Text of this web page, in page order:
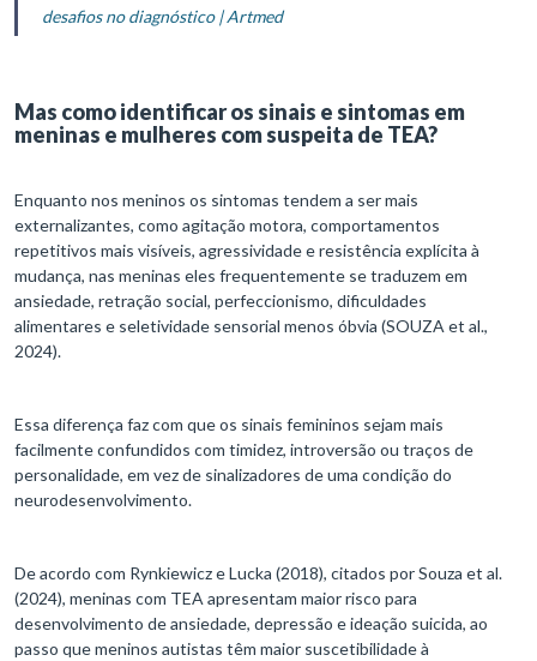
desafios no diagnóstico | Artmed
Mas como identificar os sinais e sintomas em
meninas e mulheres com suspeita de TEA?
Enquanto nos meninos os sintomas tendem a ser mais
externalizantes, como agitação motora, comportamentos
repetitivos mais visíveis, agressividade e resistência explícita à
mudança, nas meninas eles frequentemente se traduzem em
ansiedade, retração social, perfeccionismo, dificuldades
alimentares e seletividade sensorial menos óbvia (SOUZA et al.,
2024).
Essa diferença faz com que os sinais femininos sejam mais
facilmente confundidos com timidez, introversão ou traços de
personalidade, em vez de sinalizadores de uma condição do
neurodesenvolvimento.
De acordo com Rynkiewicz e Lucka (2018), citados por Souza et al.
(2024), meninas com TEA apresentam maior risco para
desenvolvimento de ansiedade, depressão e ideação suicida, ao
passo que meninos autistas têm maior suscetibilidade à